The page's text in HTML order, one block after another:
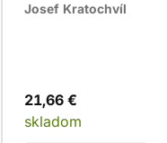
Josef Kratochvíl
21,66 €
skladom